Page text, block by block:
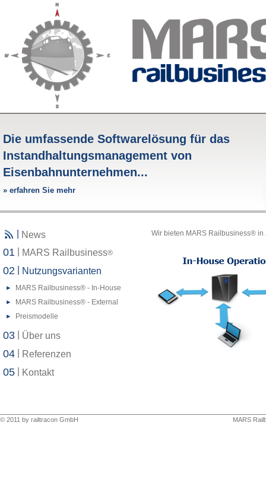
Die umfassende Softwarelösung für das
Instandhaltungsmanagement von
Eisenbahnunternehmen...
» erfahren Sie mehr
News
01 MARS Railbusiness®
02 Nutzungsvarianten
MARS Railbusiness® - In-House
MARS Railbusiness® - External
Preismodelle
03 Über uns
04 Referenzen
05 Kontakt
Wir bieten MARS Railbusiness® in
© 2011 by railtracon GmbH MARS